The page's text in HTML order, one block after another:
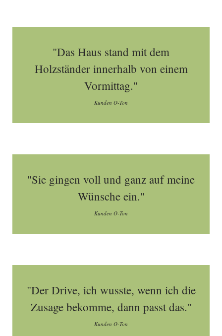
"Das Haus stand mit dem
Holzständer innerhalb von einem
Vormittag."
Kunden O-Ton
"Sie gingen voll und ganz auf meine
Wünsche ein."
Kunden O-Ton
"Der Drive, ich wusste, wenn ich die
Zusage bekomme, dann passt das."
Kunden O-Ton